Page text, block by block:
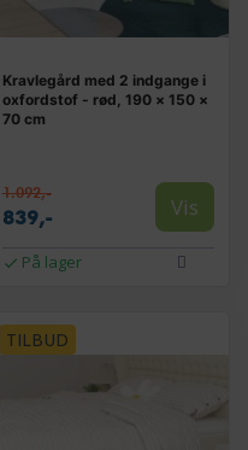
Kravlegård med 2 indgange i
oxfordstof - rød, 190 × 150 ×
70 cm
1.092,-
839,- Vis
På lager
TILBUD